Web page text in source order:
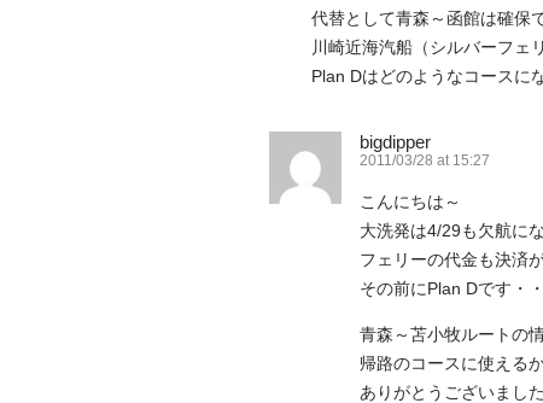
代替として青森～函館は確保
川崎近海汽船（シルバーフェ
Plan Dはどのようなコースに
bigdipper
2011/03/28 at 15:27
こんにちは～
大洗発は4/29も欠航に
フェリーの代金も決済
その前にPlan Dです・・
青森～苫小牧ルートの
帰路のコースに使える
ありがとうございました